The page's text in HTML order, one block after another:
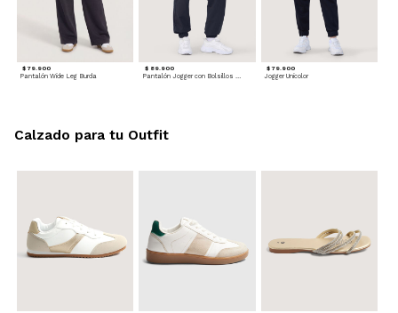
$ 79.900
Pantalón Wide Leg Burda
$ 89.900
Pantalón Jogger con Bolsillos Cargo
$ 79.900
Jogger Unicolor
Calzado para tu Outfit